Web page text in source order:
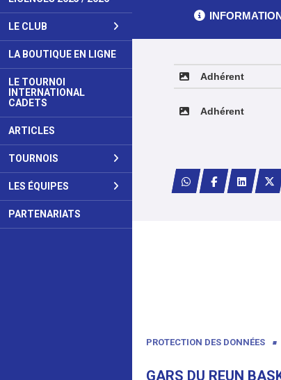
LE CLUB
LA BOUTIQUE EN LIGNE
LE TOURNOI
INTERNATIONAL
CADETS
ARTICLES
TOURNOIS
LES ÉQUIPES
PARTENARIATS
Adhérent
Adhérent
PROTECTION DES DONNÉES
GARS DU REUN